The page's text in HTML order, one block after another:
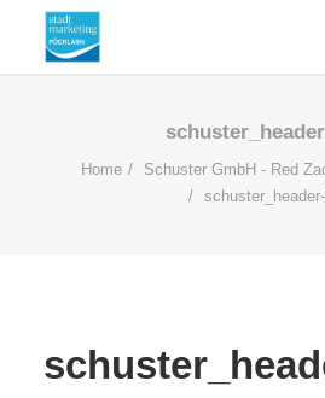
AKTUELLES
WIRTSCHAFTSSTANDORT
Home
Schuster GmbH - Red